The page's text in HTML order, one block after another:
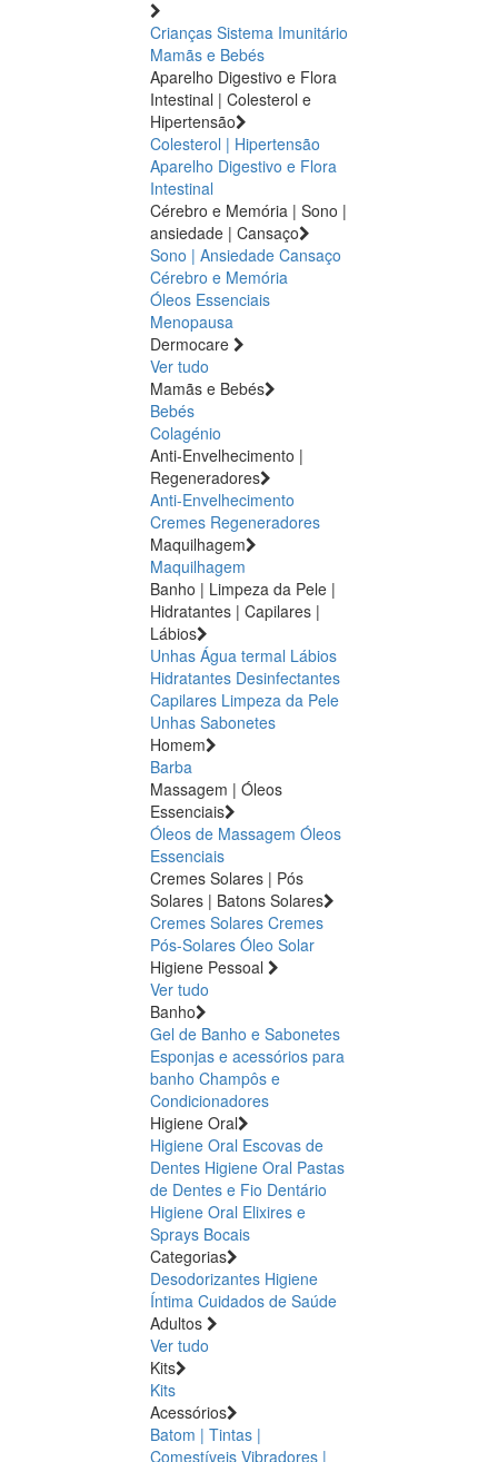
Crianças Sistema Imunitário
Mamãs e Bebés
Aparelho Digestivo e Flora
Intestinal | Colesterol e
Hipertensão
Colesterol | Hipertensão
Aparelho Digestivo e Flora
Intestinal
Cérebro e Memória | Sono |
ansiedade | Cansaço
Sono | Ansiedade Cansaço
Cérebro e Memória
Óleos Essenciais
Menopausa
Dermocare
Ver tudo
Mamãs e Bebés
Bebés
Colagénio
Anti-Envelhecimento |
Regeneradores
Anti-Envelhecimento
Cremes Regeneradores
Maquilhagem
Maquilhagem
Banho | Limpeza da Pele |
Hidratantes | Capilares |
Lábios
Unhas Água termal Lábios
Hidratantes Desinfectantes
Capilares Limpeza da Pele
Unhas Sabonetes
Homem
Barba
Massagem | Óleos
Essenciais
Óleos de Massagem Óleos
Essenciais
Cremes Solares | Pós
Solares | Batons Solares
Cremes Solares Cremes
Pós-Solares Óleo Solar
Higiene Pessoal
Ver tudo
Banho
Gel de Banho e Sabonetes
Esponjas e acessórios para
banho Champôs e
Condicionadores
Higiene Oral
Higiene Oral Escovas de
Dentes Higiene Oral Pastas
de Dentes e Fio Dentário
Higiene Oral Elixires e
Sprays Bocais
Categorias
Desodorizantes Higiene
Íntima Cuidados de Saúde
Adultos
Ver tudo
Kits
Kits
Acessórios
Batom | Tintas |
Comestíveis Vibradores |